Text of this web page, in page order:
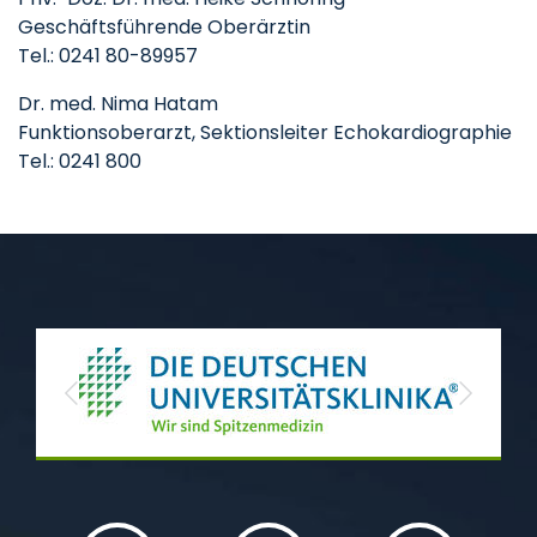
Geschäftsführende Oberärztin
Tel.: 0241 80-89957
Dr. med. Nima Hatam
Funktionsoberarzt, Sektionsleiter Echokardiographie
Tel.: 0241 800
Previous Next